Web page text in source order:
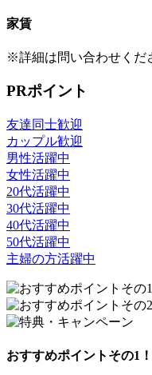
家賃
※詳細は問い合わせくだ
PRポイント
友達同士歓迎
カップル歓迎
男性活躍中
女性活躍中
20代活躍中
30代活躍中
40代活躍中
50代活躍中
主婦の方活躍中
おすすめポイントその1！